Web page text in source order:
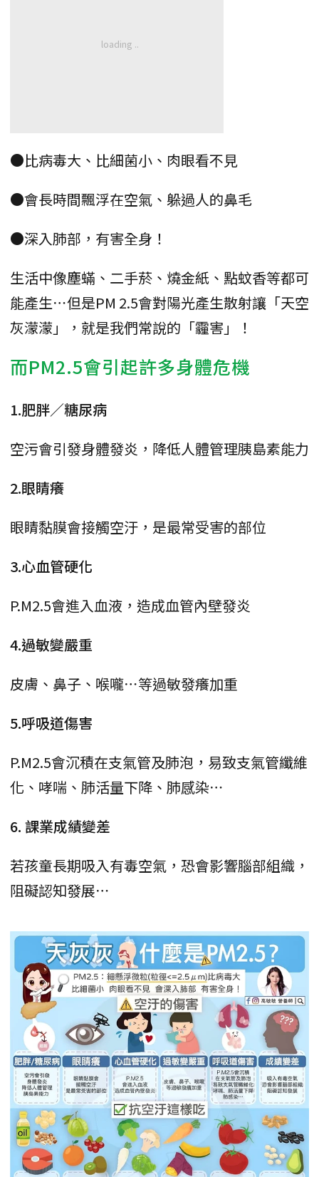
●比病毒大、比細菌小、肉眼看不見
●會長時間飄浮在空氣、躲過人的鼻毛
●深入肺部，有害全身！
生活中像塵蟎、二手菸、燒金紙、點蚊香等都可
能產生⋯但是PM 2.5會對陽光產生散射讓「天空
灰濛濛」，就是我們常說的「霾害」！
而PM2.5會引起許多身體危機
1.肥胖／糖尿病
空污會引發身體發炎，降低人體管理胰島素能力
2.眼睛癢
眼睛黏膜會接觸空汙，是最常受害的部位
3.心血管硬化
P.M2.5會進入血液，造成血管內壁發炎
4.過敏變嚴重
皮膚、鼻子、喉嚨⋯等過敏發癢加重
5.呼吸道傷害
P.M2.5會沉積在支氣管及肺泡，易致支氣管纖維
化、哮喘、肺活量下降、肺感染⋯
6. 課業成績變差
若孩童長期吸入有毒空氣，恐會影響腦部組織，
阻礙認知發展⋯